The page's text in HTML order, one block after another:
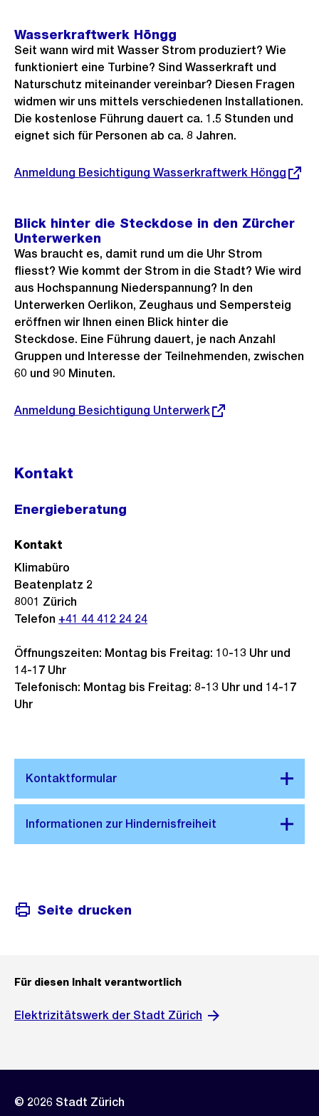
Wasserkraftwerk Höngg
Seit wann wird mit Wasser Strom produziert? Wie
funktioniert eine Turbine? Sind Wasserkraft und
Naturschutz miteinander vereinbar? Diesen Fragen
widmen wir uns mittels verschiedenen Installationen.
Die kostenlose Führung dauert ca. 1.5 Stunden und
eignet sich für Personen ab ca. 8 Jahren.
Externer
Anmeldung Besichtigung Wasserkraftwerk Höngg
Blick hinter die Steckdose in den Zürcher
Unterwerken
Was braucht es, damit rund um die Uhr Strom
fliesst? Wie kommt der Strom in die Stadt? Wie wird
aus Hochspannung Niederspannung? In den
Unterwerken Oerlikon, Zeughaus und Sempersteig
eröffnen wir Ihnen einen Blick hinter die
Steckdose. Eine Führung dauert, je nach Anzahl
Gruppen und Interesse der Teilnehmenden, zwischen
60 und 90 Minuten.
Externer
Anmeldung Besichtigung Unterwerk
Kontakt
Energieberatung
Öffnungszeiten: Montag bis Freitag: 10-13 Uhr und
14-17 Uhr
Telefonisch: Montag bis Freitag: 8-13 Uhr und 14-17
Uhr
Kontakt
Klimabüro
Beatenplatz 2
8001 Zürich
Telefon +41 44 412 24 24
Seite drucken
Für diesen Inhalt verantwortlich
Elektrizitätswerk der Stadt Zürich
© 2026 Stadt Zürich